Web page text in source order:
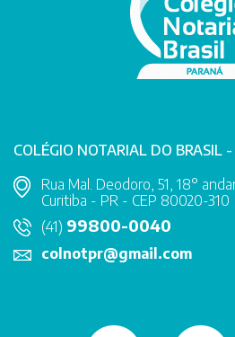
COLÉGIO NOTARIAL DO BRASIL
Rua Mal. Deodoro, 51, 18°
Curitiba - PR - CEP 80020-310
(41) 99800-0040
colnotpr@gmail.com